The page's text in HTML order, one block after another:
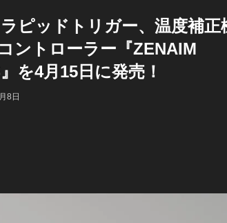
ピッドトリガー、温度補正
ントローラー『ZENAIM
を4月15日に発売！
8日